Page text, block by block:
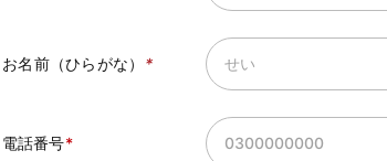
お名前（ひらがな） *
電話番号